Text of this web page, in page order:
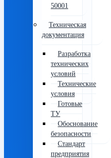
50001
Техническая
документация
Разработка
технических
условий
Технические
условия
Готовые
ТУ
Обоснование
безопасности
Стандарт
предприятия